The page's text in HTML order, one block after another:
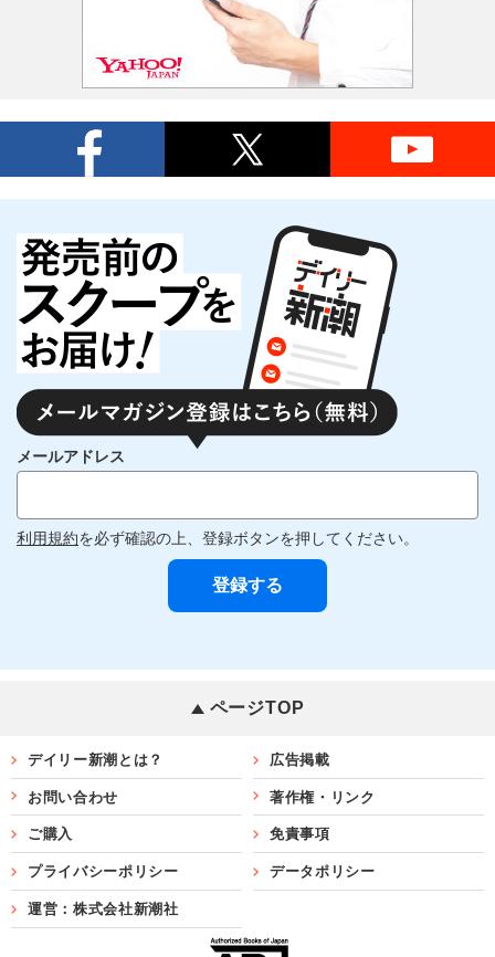
メールアドレス
利用規約を必ず確認の上、登録ボタンを押してください。
ページTOP
デイリー新潮とは？ 広告掲載
お問い合わせ 著作権・リンク
ご購入 免責事項
プライバシーポリシー データポリシー
運営：株式会社新潮社